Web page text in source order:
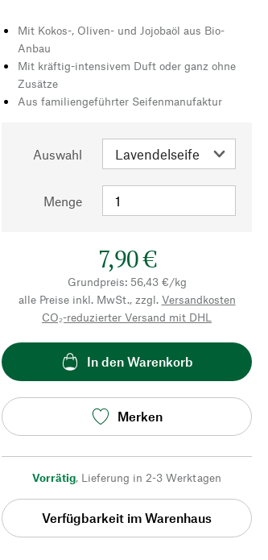
Mit Kokos-, Oliven- und Jojobaöl aus Bio-
Anbau
Mit kräftig-intensivem Duft oder ganz ohne
Zusätze
Aus familiengeführter Seifenmanufaktur
Auswahl
Menge
7,90 €
Grundpreis: 56,43 €/kg
alle Preise inkl. MwSt., zzgl. Versandkosten
CO₂-reduzierter Versand mit DHL
In den Warenkorb
Merken
Vorrätig, Lieferung in 2-3 Werktagen
Verfügbarkeit im Warenhaus